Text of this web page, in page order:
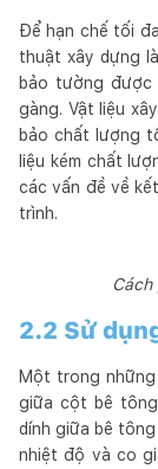
Để hạn chế tối
thuật xây dựng
bảo tường được
gàng. Vật liệu
bảo chất lượng
liệu kém chất
các vấn đề về
trình.
2.2 Sử
Một trong
giữa cột bê
dính giữa bê
nhiệt độ và co